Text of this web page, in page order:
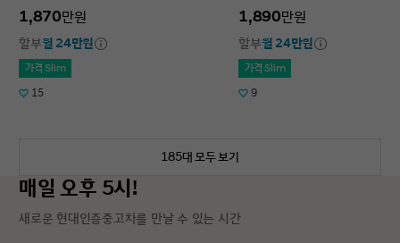
1,870만원
할부월 24만원
가격 Slim
15
1,890만원
할부월 24만원
가격 Slim
9
185대 모두 보기
매일 오후 5시!
새로운 현대인증중고차를 만날 수 있는 시간